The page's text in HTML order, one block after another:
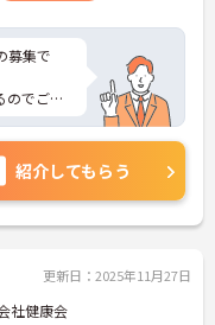
募集で
のでご安
ベート
ど、さら
相談くだ
紹介してもらう
更新日：2025年11月27日
社健康会